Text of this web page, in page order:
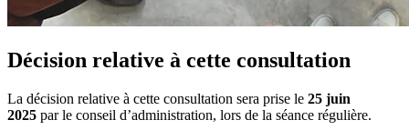
Décision relative à cette consultation
La décision relative à cette consultation sera prise le 25 juin
2025 par le conseil d’administration, lors de la séance régulière.